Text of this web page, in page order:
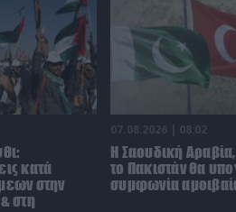
κατά
στην
στη
07.08.2026 | 08:02
Η Σαουδική
το Πακιστάν θα
συμφωνία